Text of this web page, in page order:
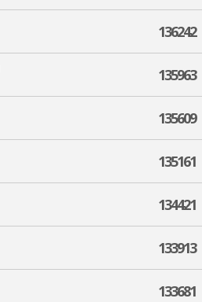
136242
135963
135609
135161
134421
133913
133681